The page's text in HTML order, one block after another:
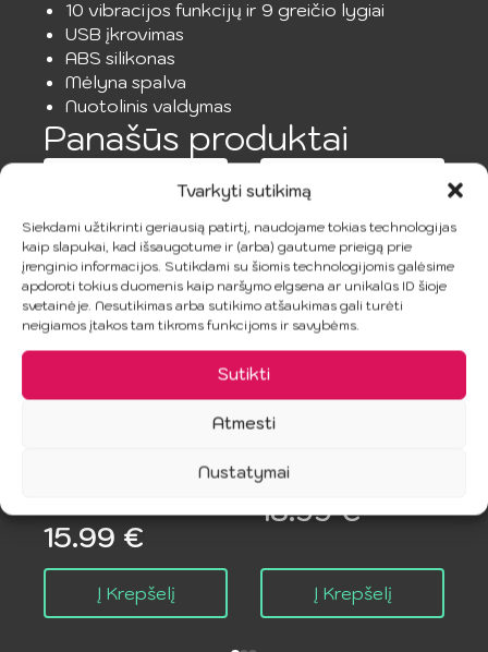
Tvarkyti sutikimą
Siekdami užtikrinti geriausią patirtį, naudojame tokias technologijas
kaip slapukai, kad išsaugotume ir (arba) gautume prieigą prie
įrenginio informacijos. Sutikdami su šiomis technologijomis galėsime
apdoroti tokius duomenis kaip naršymo elgsena ar unikalūs ID šioje
svetainėje. Nesutikimas arba sutikimo atšaukimas gali turėti
neigiamos įtakos tam tikroms funkcijoms ir savybėms.
Sutikti
Atmesti
Nustatymai
10 vibracijos funkcijų ir 9 greičio lygiai
USB įkrovimas
ABS silikonas
Mėlyna spalva
Nuotolinis valdymas
Panašūs produktai
FANTASY
15.99 €
Į Krepšelį
JAMYJOB –
EXTREME
TENSEK 5
JUODAS
18.99€
Į Krepšelį